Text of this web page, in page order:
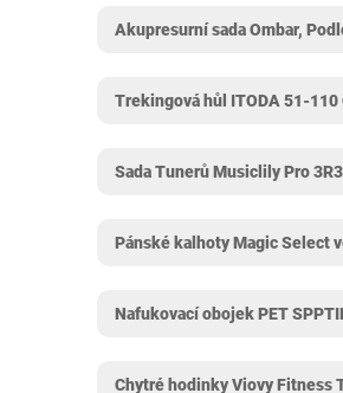
Akupresurní sada Ombar,
Trekingová hůl ITODA ‎51-110
Sada Tunerů Musiclily Pro
Pánské kalhoty Magic Select
Nafukovací obojek PET
Chytré hodinky Viovy Fitness